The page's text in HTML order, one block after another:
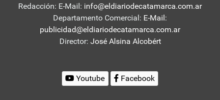
Redacción: E-Mail: info@eldiariodecatamarca.com.ar
Departamento Comercial: E-Mail:
publicidad@eldiariodecatamarca.com.ar
Director: José Alsina Alcobért
Youtube Facebook